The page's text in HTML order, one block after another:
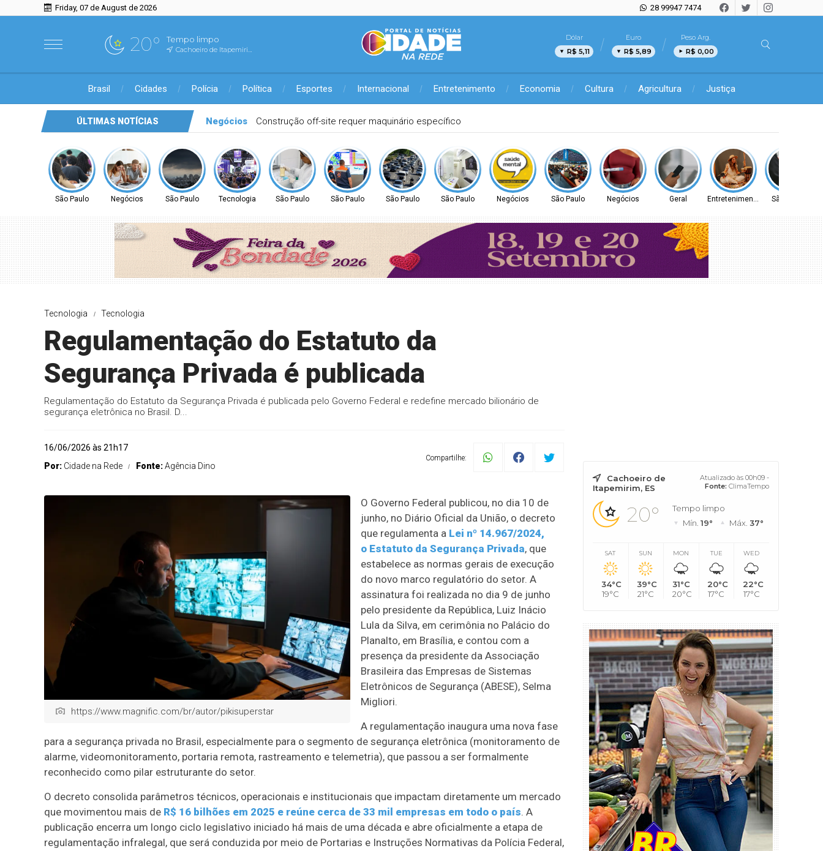
Friday, 07 de August de 2026 28 99947 7474
20° Tempo limpo
Cachoeiro de Itapemirim, ES
Dólar
R$ 5,11
Euro
R$ 5,89
Peso Arg.
R$ 0,00
Brasil Cidades Polícia Política Esportes Internacional Entretenimento Economia Cultura Agricultura Justiça
ÚLTIMAS NOTÍCIAS São Paulo Provão Paulista Seriado: confira o edital da edição de 2026
São Paulo Negócios São Paulo Tecnologia São Paulo São Paulo São Paulo São Paulo Negócios São Paulo Negócios Geral Entretenimento São Paulo
Tecnologia Tecnologia
Regulamentação do Estatuto da
Segurança Privada é publicada
Regulamentação do Estatuto da Segurança Privada é publicada pelo Governo Federal e redefine mercado bilionário de
segurança eletrônica no Brasil. D...
16/06/2026 às 21h17
Por: Cidade na Rede Fonte:Agência Dino
Compartilhe:
https://www.magnific.com/br/autor/pikisuperstar
O Governo Federal publicou, no dia 10 de
junho, no Diário Oficial da União, o decreto
que regulamenta a Lei nº 14.967/2024,
o Estatuto da Segurança Privada, que
estabelece as normas gerais de execução
do novo marco regulatório do setor. A
assinatura foi realizada no dia 9 de junho
pelo presidente da República, Luiz Inácio
Lula da Silva, em cerimônia no Palácio do
Planalto, em Brasília, e contou com a
presença da presidente da Associação
Brasileira das Empresas de Sistemas
Eletrônicos de Segurança (ABESE), Selma
Migliori.
A regulamentação inaugura uma nova fase
para a segurança privada no Brasil, especialmente para o segmento de segurança eletrônica (monitoramento de
alarme, videomonitoramento, portaria remota, rastreamento e telemetria), que passou a ser formalmente
reconhecido como pilar estruturante do setor.
O decreto consolida parâmetros técnicos, operacionais e institucionais que impactam diretamente um mercado
que movimentou mais de R$ 16 bilhões em 2025 e reúne cerca de 33 mil empresas em todo o país. A
publicação encerra um longo ciclo legislativo iniciado há mais de uma década e abre oficialmente a etapa de
regulamentação infralegal, que será conduzida por meio de Portarias e Instruções Normativas da Polícia Federal,
Cachoeiro de
Itapemirim, ES
Atualizado às 00h09 -
Fonte: ClimaTempo
20°
Tempo limpo
Mín. 19° Máx. 37°
SAT
34°C
19°C
SUN
39°C
21°C
MON
31°C
20°C
TUE
20°C
17°C
WED
22°C
17°C